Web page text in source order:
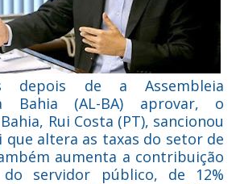
depois de a Assembleia
Bahia (AL-BA) aprovar, o
Rui Costa (PT), sancionou
altera as taxas do setor de
aumenta a contribuição
do servidor público, de 12%